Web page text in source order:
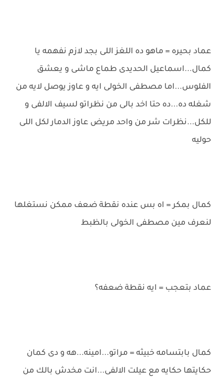
عماد بحيره = ماهو ده اللغز اللى بجد لازم نفهمه يا
كمال...اسماعيل الحديدى طماع ماشى و يعشق
الفلوس...اما مصطفى الخولى ايه و عاوز يوصل لايه من
شغله ده...ده حتا اخد بالى من نظراتو لسيف الالفى و
للكل...نظرات شر من واحد مريض عاوز الدمار لكل اللى
حوليه
كمال بمكر = اه بس عنده نقطة ضعف ممكن نستغلها
لنعرف مين مصطفى الخولى بالظبط
عماد بتعجب = ايه نقطة ضعفه؟
كمال بابتسامه خبيثه = مراتو...امينه...هه و دى كمان
حكايتها حكايه مع عيلت الالفى...انت مخدش بالك من